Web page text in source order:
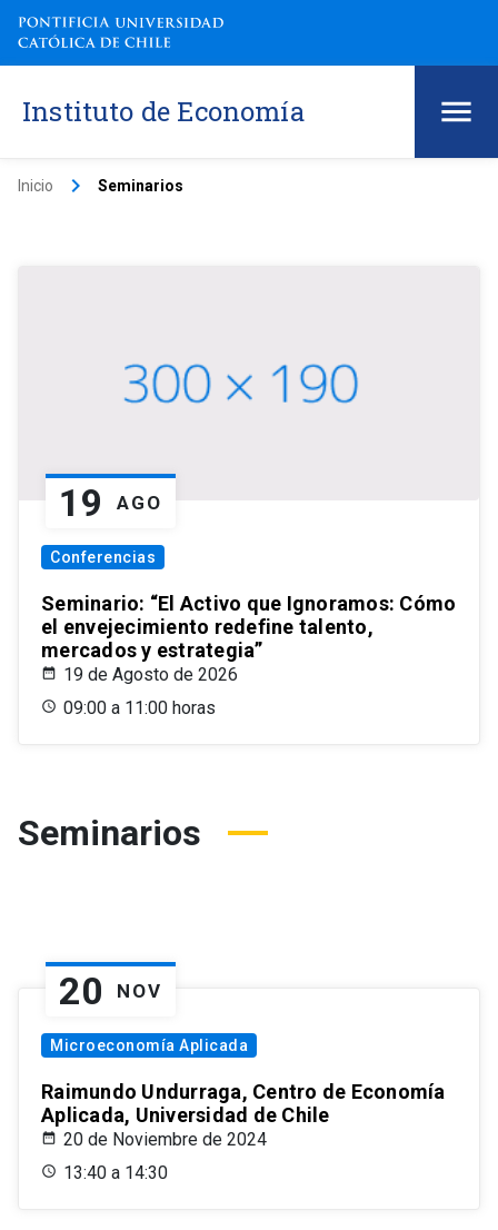
Instituto de Economía
Inicio keyboard_arrow_right Seminarios
19 AGO
Conferencias
Seminario: “El Activo que Ignoramos: Cómo
el envejecimiento redefine talento,
mercados y estrategia”
19 de Agosto de 2026
09:00 a 11:00 horas
Seminarios
20 NOV
Microeconomía Aplicada
Raimundo Undurraga, Centro de Economía
Aplicada, Universidad de Chile
20 de Noviembre de 2024
13:40 a 14:30